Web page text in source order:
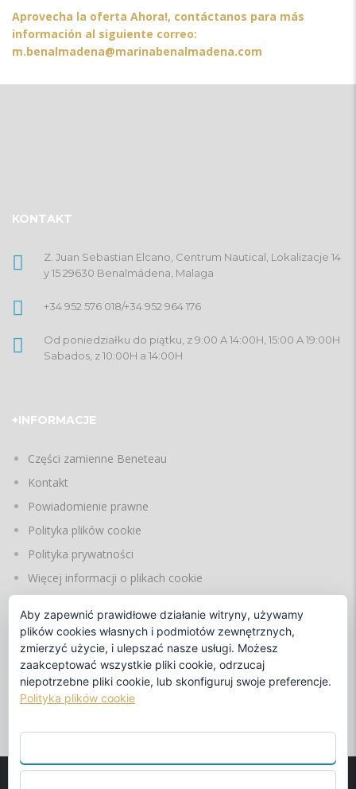
Aprovecha la oferta Ahora!, contáctanos para más
información al siguiente correo:
m.benalmadena@marinabenalmadena.com
KONTAKT
Z. Juan Sebastian Elcano, Centrum Nautical, Lokalizacje 14
y 15 29630 Benalmádena, Malaga
+34 952 576 018/+34 952 964 176
Od poniedziałku do piątku, z 9:00 A 14:00H, 15:00 A 19:00H
Sabados, z 10:00H a 14:00H
+INFORMACJE
Części zamienne Beneteau
Kontakt
Powiadomienie prawne
Polityka plików cookie
Polityka prywatności
Więcej informacji o plikach cookie
JĘZYKI
Aby zapewnić prawidłowe działanie witryny, używamy
plików cookies własnych i podmiotów zewnętrznych,
zmierzyć użycie, i ulepszać nasze usługi. Możesz
zaakceptować wszystkie pliki cookie, odrzucaj
niepotrzebne pliki cookie, lub skonfiguruj swoje preferencje.
Polityka plików cookie